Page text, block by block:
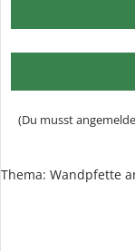
(Du musst
Thema: Wandpfette